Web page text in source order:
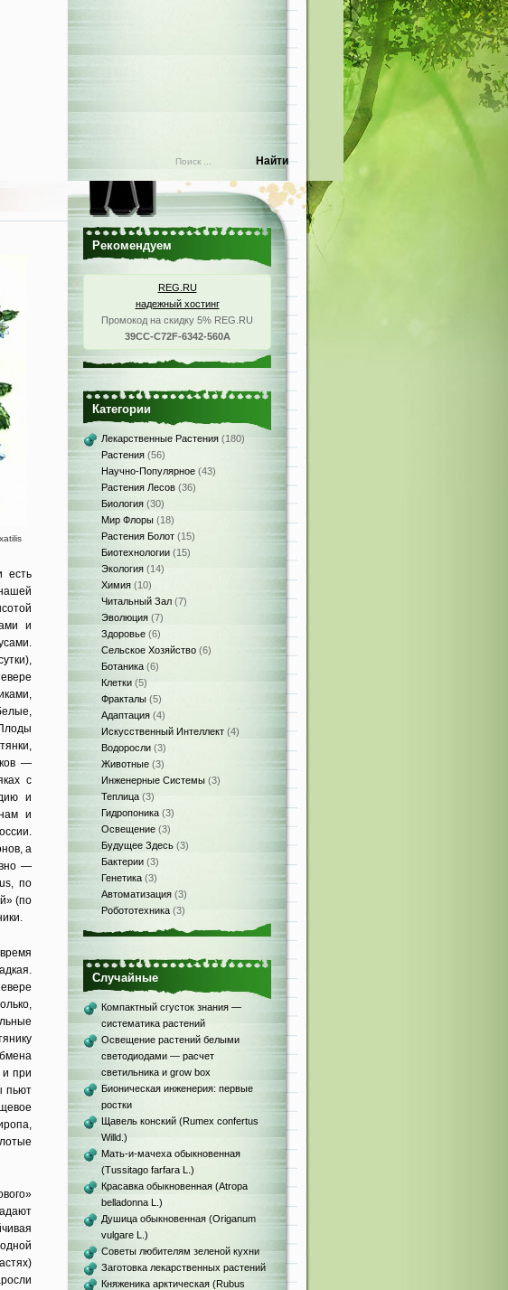
есть
и
—
с
и
и
а
—
по
(по
и при
пьют
Рекомендуем
REG.RU
надежный хостинг
Промокод на скидку 5% REG.RU
39CC-C72F-6342-560A
Категории
Лекарственные Растения (180)
Растения (56)
Научно-Популярное (43)
Растения Лесов (36)
Биология (30)
Мир Флоры (18)
Растения Болот (15)
Биотехнологии (15)
Экология (14)
Химия (10)
Читальный Зал (7)
Эволюция (7)
Здоровье (6)
Сельское Хозяйство (6)
Ботаника (6)
Клетки (5)
Фракталы (5)
Адаптация (4)
Искусственный Интеллект (4)
Водоросли (3)
Животные (3)
Инженерные Системы (3)
Теплица (3)
Гидропоника (3)
Освещение (3)
Будущее Здесь (3)
Бактерии (3)
Генетика (3)
Автоматизация (3)
Робототехника (3)
Случайные
Компактный сгусток знания —
систематика растений
Освещение растений белыми
светодиодами — расчет
светильника и grow box
Бионическая инженерия: первые
ростки
Щавель конский (Rumex confertus
Willd.)
Мать-и-мачеха обыкновенная
(Tussitago farfara L.)
Красавка обыкновенная (Atropa
belladonna L.)
Душица обыкновенная (Origanum
vulgare L.)
Советы любителям зеленой кухни
Заготовка лекарственных растений
Княженика арктическая (Rubus